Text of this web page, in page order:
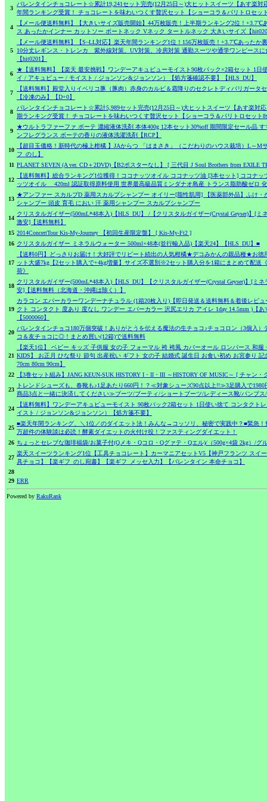
3
バレンタインチョコレート☆累計19,241セット完売(12月25日～)大ヒットスイーツ【あす楽対
年間ランキング受賞！ チョコレートを味わいつくす贅沢セット【ショーコラ＆パリトロセッ
4
【メール便送料無料】【大きいサイズ販売開始】44万枚販売！上半期ランキング2位！+3.7℃
ス あったかインナー カットソー ボートネック Vネック タートルネック 大きいサイズ【
5
【メール便送料無料】【S~LL対応】楽天年間ランキング1位！156万枚販売！+3.7℃あったか
10分丈レギンス・トレンカ 紫外線対策、UV対策、冷房対策 通勤スーツや通学ワンピース
【hit0201】
6
★【送料無料】【楽天 最安挑戦】ワンデーアキュビューモイスト90枚パック×2箱セット 1日
イ / アキュビュー / モイスト / ジョンソン&ジョンソン）【処方箋確認不要】【HLS_DU】
7
【送料無料】殿堂入りイベリコ豚（豚肉）赤身のカルビ＆霜降りのセクレトディバリガータ
【冷凍のみ】【D+0】
8
バレンタインチョコレート☆累計5,989セット完売(12月25日～)大ヒットスイーツ【あす楽対
期ランキング受賞！ チョコレートを味わいつくす贅沢セット【ショーコラ＆パリトロセット
9
★ウルトラファーファ ボーテ 濃縮液体洗剤 本体400g 12本セット30%off 期間限定セール品
ンフレグランス ボーテの香りの液体洗濯洗剤【RCP】
10
【超目玉価格！新時代の極上柑橘 】JAからつ 「はまさき」（こだわりのハウス栽培）L～M
フ_のし】
11 PLANET SEVEN (A ver. CD＋2DVD)【B2ポスターなし】 [ 三代目 J Soul Brothers from EXILE
12
【送料無料】総合ランキング1位獲得！ココナッツオイル ココナッツ油 [3本セット] ココナ
ッツオイル 420ml 認証取得原料使用 世界最高級品質ミンダナオ島産 トランス脂肪酸ゼロ
13
★アンファー スカルプD 薬用スカルプシャンプー オイリー[脂性肌用] 【医薬部外品】ふけ・
シャンプー 頭皮 育毛 におい 汗 薬用シャンプー スカルプシャンプー
14
クリスタルガイザー(500mL*48本入)【HLS_DU】 /【クリスタルガイザー(Crystal Geyser)】[
激安]【送料無料】
15 2014ConcertTour Kis-My-Journey 【初回生産限定盤】 [ Kis-My-Ft2 ]
16 クリスタルガイザー ミネラルウォーター 500ml×48本(並行輸入品)【楽天24】【HLS_DU】■
17
【送料0円】どっさりお届け！大好評でリピート続出の人気柑橘★デコみかんの親品種★お
ット大盛7kg【2セット購入で+4kg増量】サイズ不選別※2セット購入分を1箱にまとめて配送
荷》
18
クリスタルガイザー(500mL*48本入)【HLS_DU】【クリスタルガイザー(Crystal Geyser)】[ミ
安]【送料無料（北海道・沖縄は除く）】
19
カラコン エバーカラーワンデーナチュラル (1箱20枚入り)【即日発送＆送料無料＆着後レビ
クト コンタクト 度あり 度なし ワンデー エバーカラー 沢尻エリカ アイレ 1day 14.5mm )【あ
【5000060】
20
バレンタインチョコ180万個突破！ありがとうを伝える魔法の生チョコ♪チョコロン（3個入
コ＆友チョコに◎！まとめ買い(12箱)で送料無料
21
【楽天1位】 ベビー キッズ 子供服 女の子 フォーマル 袴 袴風 カバーオール ロンパース 和
KIDS】 お正月 ひな祭り 節句 出産祝い ギフト 女の子 結婚式 誕生日 お食い初め お宮参り 記
70cm 80cm 90cm】
22
【3巻セット組み】JANG KEUN-SUK HISTORY I・II・III ～HISTORY OF MUSIC～ [ チャン・
23
トレンドシューズも、春靴も♪1足あたり660円！？≪対象シューズ90点以上!!≫3足購入で
商品3点と一緒に決済してください≫ブーツ/ブーティ/ショートブーツ/レディース靴/パンプ
24
【送料無料】ワンデーアキュビューモイスト 90枚パック2箱セット 1日使い捨て コンタクト
イスト / ジョンソン&ジョンソン）【処方箋不要】
25
■楽天年間ランキング、＼1位／のダイエット法！みんな→コッソリ、秘密で実践中？■緊急
万超件の体験談は必読！酵素ダイエットの火付け役！ファスティングダイエット！
26 ちょっとセレブな珈琲福袋/お菓子付(Qメキ・Qコロ・Qグァテ・Qエル)/（500g×4袋 2kg）/グ
27
楽天スイーツランキング1位【工具チョコレート】カーマニアセットV5【神戸フランツ スイ
具チョコ】【楽ギフ_のし宛書】【楽ギフ_メッセ入力】【バレンタイン 本命チョコ】
28
29 ERR
Powered by RakuRank